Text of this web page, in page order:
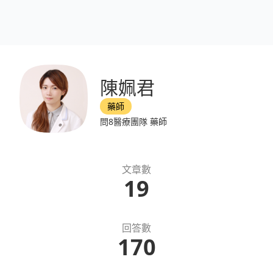
陳姵君
藥師
問8醫療團隊 藥師
文章數
19
回答數
170